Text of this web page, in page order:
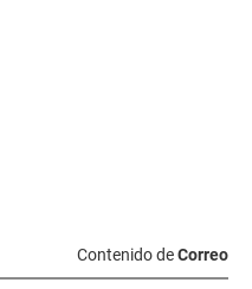
Contenido deCorreo